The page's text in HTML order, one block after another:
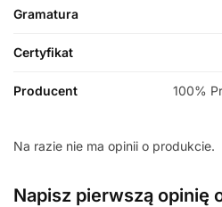
Gramatura
Certyfikat
Producent 100%
Na razie nie ma opinii o produkcie.
Napisz pierwszą opinię